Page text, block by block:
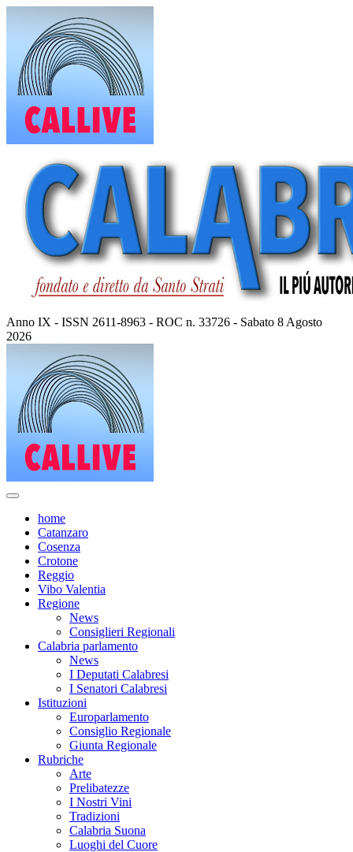
contenuto
Anno IX - ISSN 2611-8963 - ROC n. 33726 - Sabato 8 Agosto
2026
home
Catanzaro
Cosenza
Crotone
Reggio
Vibo Valentia
Regione
News
Consiglieri Regionali
Calabria parlamento
News
I Deputati Calabresi
I Senatori Calabresi
Istituzioni
Europarlamento
Consiglio Regionale
Giunta Regionale
Rubriche
Arte
Prelibatezze
I Nostri Vini
Tradizioni
Calabria Suona
Luoghi del Cuore